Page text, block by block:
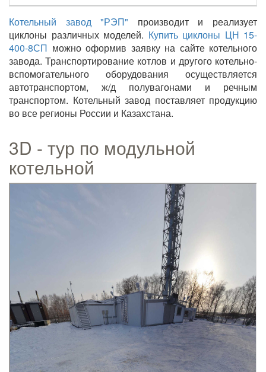
Котельный завод "РЭП" производит и реализует
циклоны различных моделей. Купить циклоны ЦН 15-
400-8СП можно оформив заявку на сайте котельного
завода. Транспортирование котлов и другого котельно-
вспомогательного оборудования осуществляется
автотранспортом, ж/д полувагонами и речным
транспортом. Котельный завод поставляет продукцию
во все регионы России и Казахстана.
3D - тур по модульной
котельной